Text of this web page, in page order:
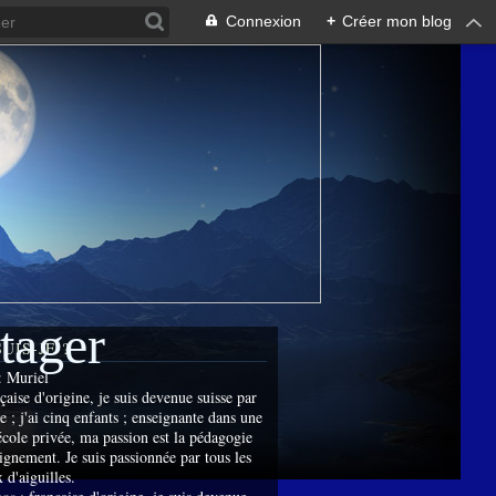
Connexion + Créer mon blog
JE ?
Muriel